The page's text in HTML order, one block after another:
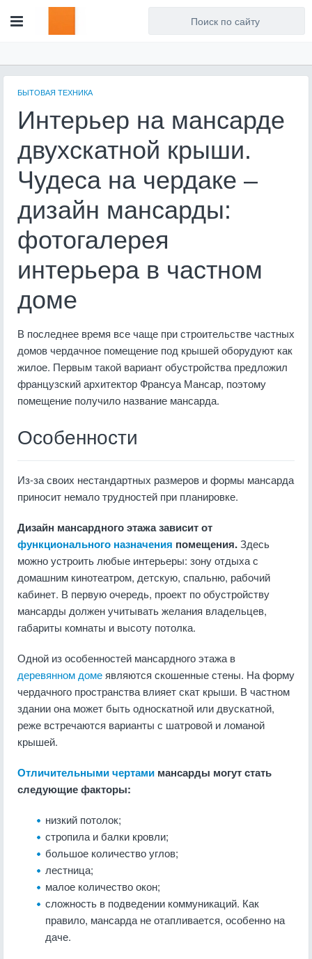
БЫТОВАЯ ТЕХНИКА
Интерьер на мансарде
двухскатной крыши.
Чудеса на чердаке –
дизайн мансарды:
фотогалерея
интерьера в частном
доме
В последнее время все чаще при строительстве частных
домов чердачное помещение под крышей оборудуют как
жилое. Первым такой вариант обустройства предложил
французский архитектор Франсуа Мансар, поэтому
помещение получило название мансарда.
Особенности
Из-за своих нестандартных размеров и формы мансарда
приносит немало трудностей при планировке.
Дизайн мансардного этажа зависит от
функционального назначения помещения.Здесь
можно устроить любые интерьеры: зону отдыха с
домашним кинотеатром, детскую, спальню, рабочий
кабинет. В первую очередь, проект по обустройству
мансарды должен учитывать желания владельцев,
габариты комнаты и высоту потолка.
Одной из особенностей мансардного этажа в
деревянном домеявляются скошенные стены. На форму
чердачного пространства влияет скат крыши. В частном
здании она может быть односкатной или двускатной,
реже встречаются варианты с шатровой и ломаной
крышей.
Отличительными чертами мансарды могут стать
следующие факторы:
низкий потолок;
стропила и балки кровли;
большое количество углов;
лестница;
малое количество окон;
сложность в подведении коммуникаций. Как
правило, мансарда не отапливается, особенно на
даче.
Для любых предложений по
сайту: artist71@cp9.ru